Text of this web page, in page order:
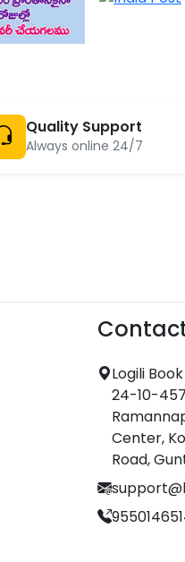
Quality Support
Always online 24/7
Logili
24-10-
Center,
Road,